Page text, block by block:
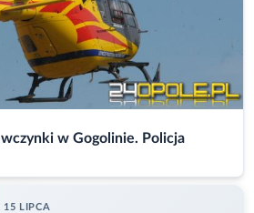
w Gogolinie. Policja
15 LIPCA